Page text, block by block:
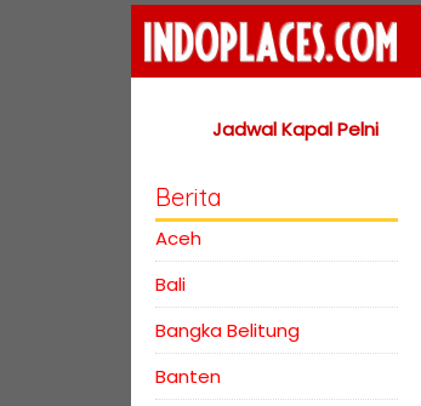
Home
Jadwal Kapal Pelni
Berita
Aceh
Bali
Bangka Belitung
Banten